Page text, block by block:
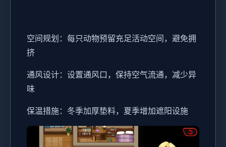
空间规划：每只动物预留充足活动空间，避免拥
挤
通风设计：设置通风口，保持空气流通，减少异
味
保温措施：冬季加厚垫料，夏季增加遮阳设施